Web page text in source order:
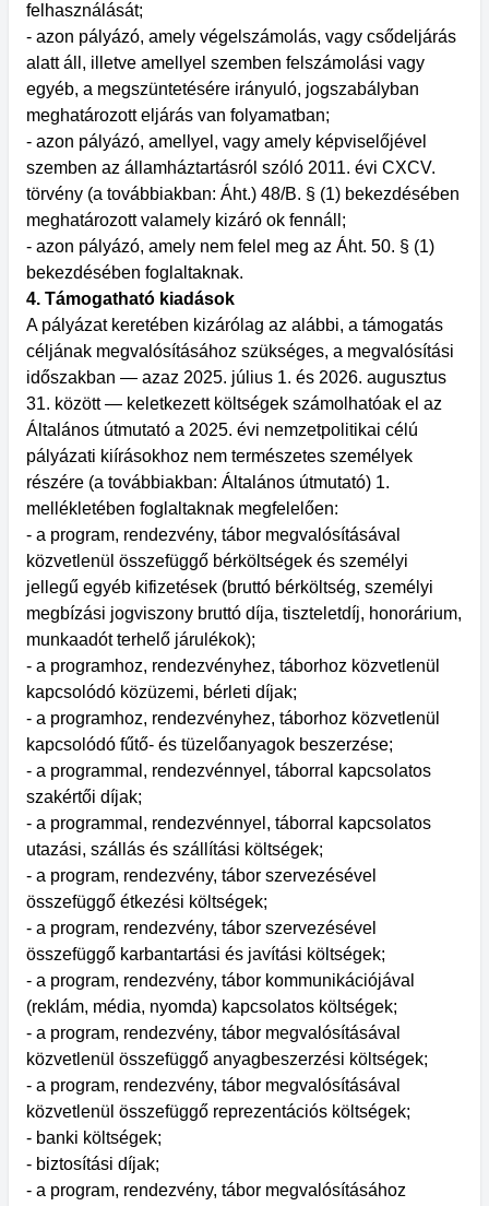
felhasználását;
- azon pályázó, amely végelszámolás, vagy csődeljárás
alatt áll, illetve amellyel szemben felszámolási vagy
egyéb, a megszüntetésére irányuló, jogszabályban
meghatározott eljárás van folyamatban;
- azon pályázó, amellyel, vagy amely képviselőjével
szemben az államháztartásról szóló 2011. évi CXCV.
törvény (a továbbiakban: Áht.) 48/B. § (1) bekezdésében
meghatározott valamely kizáró ok fennáll;
- azon pályázó, amely nem felel meg az Áht. 50. § (1)
bekezdésében foglaltaknak.
4. Támogatható kiadások
A pályázat keretében kizárólag az alábbi, a támogatás
céljának megvalósításához szükséges, a megvalósítási
időszakban — azaz 2025. július 1. és 2026. augusztus
31. között — keletkezett költségek számolhatóak el az
Általános útmutató a 2025. évi nemzetpolitikai célú
pályázati kiírásokhoz nem természetes személyek
részére (a továbbiakban: Általános útmutató) 1.
mellékletében foglaltaknak megfelelően:
- a program, rendezvény, tábor megvalósításával
közvetlenül összefüggő bérköltségek és személyi
jellegű egyéb kifizetések (bruttó bérköltség, személyi
megbízási jogviszony bruttó díja, tiszteletdíj, honorárium,
munkaadót terhelő járulékok);
- a programhoz, rendezvényhez, táborhoz közvetlenül
kapcsolódó közüzemi, bérleti díjak;
- a programhoz, rendezvényhez, táborhoz közvetlenül
kapcsolódó fűtő- és tüzelőanyagok beszerzése;
- a programmal, rendezvénnyel, táborral kapcsolatos
szakértői díjak;
- a programmal, rendezvénnyel, táborral kapcsolatos
utazási, szállás és szállítási költségek;
- a program, rendezvény, tábor szervezésével
összefüggő étkezési költségek;
- a program, rendezvény, tábor szervezésével
összefüggő karbantartási és javítási költségek;
- a program, rendezvény, tábor kommunikációjával
(reklám, média, nyomda) kapcsolatos költségek;
- a program, rendezvény, tábor megvalósításával
közvetlenül összefüggő anyagbeszerzési költségek;
- a program, rendezvény, tábor megvalósításával
közvetlenül összefüggő reprezentációs költségek;
- banki költségek;
- biztosítási díjak;
- a program, rendezvény, tábor megvalósításához